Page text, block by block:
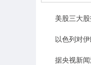
美股三大股
以色列对伊
据央视新闻